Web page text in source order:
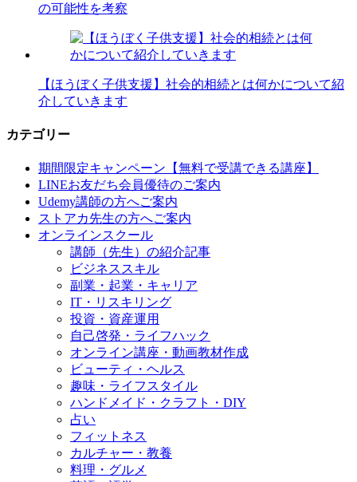
の可能性を考察
【ほうぼく子供支援】社会的相続とは何かについて紹
介していきます
カテゴリー
期間限定キャンペーン【無料で受講できる講座】
LINEお友だち会員優待のご案内
Udemy講師の方へご案内
ストアカ先生の方へご案内
オンラインスクール
講師（先生）の紹介記事
ビジネススキル
副業・起業・キャリア
IT・リスキリング
投資・資産運用
自己啓発・ライフハック
オンライン講座・動画教材作成
ビューティ・ヘルス
趣味・ライフスタイル
ハンドメイド・クラフト・DIY
占い
フィットネス
カルチャー・教養
料理・グルメ